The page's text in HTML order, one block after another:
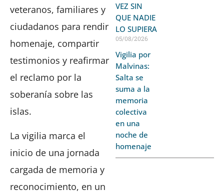
veteranos, familiares y
ciudadanos para rendir
homenaje, compartir
testimonios y reafirmar
el reclamo por la
soberanía sobre las
islas.
La vigilia marca el
inicio de una jornada
cargada de memoria y
reconocimiento, en un
VEZ SIN
QUE NADIE
LO SUPIERA
05/08/2026
Vigilia por
Malvinas:
Salta se
suma a la
memoria
colectiva
en una
noche de
homenaje